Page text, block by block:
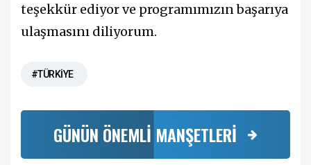
teşekkür ediyor ve programımızın başarıya
ulaşmasını diliyorum.
#TÜRKİYE
GÜNÜN ÖNEMLİ MANŞETLERİ